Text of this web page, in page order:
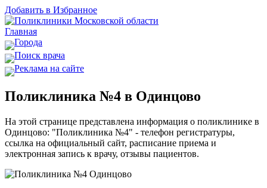
Добавить в Избранное
Главная
Города
Поиск врача
Реклама на сайте
Поликлиника №4 в Одинцово
На этой странице представлена информация о поликлинике в
Одинцово: "Поликлиника №4" - телефон регистратуры,
ссылка на официальный сайт, расписание приема и
электронная запись к врачу, отзывы пациентов.